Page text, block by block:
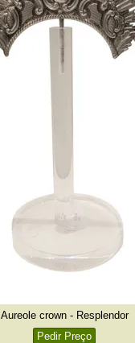
Aureole crown - Resplendor
Pedir Preço